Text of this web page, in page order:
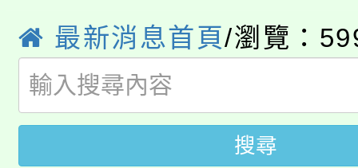
局官網。
8月14至27日，桃園電
開!
115年桃園市運動會8/
田徑場及游泳池舉行。
桃園市低收入戶享有免
大園自造教育及科技
最新消息首頁/瀏覽：
搜尋